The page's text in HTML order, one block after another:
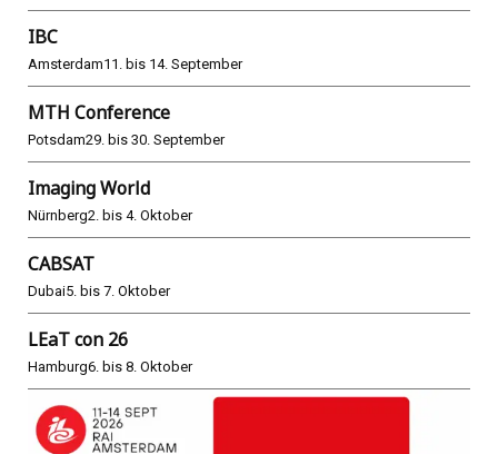
IBC
Amsterdam11. bis 14. September
MTH Conference
Potsdam29. bis 30. September
Imaging World
Nürnberg2. bis 4. Oktober
CABSAT
Dubai5. bis 7. Oktober
LEaT con 26
Hamburg6. bis 8. Oktober